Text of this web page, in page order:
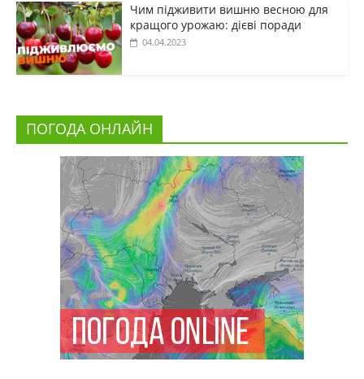
Чим підживити вишню весною для
кращого урожаю: дієві поради
04.04.2023
ПОГОДА ОНЛАЙН